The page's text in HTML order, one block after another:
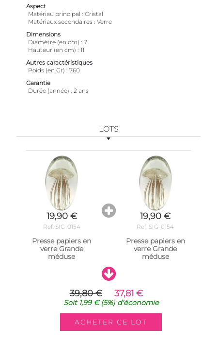
Aspect
Matériau principal
Cristal
Matériaux secondaires Verre
Dimensions
Diamètre (en cm)
7
Hauteur (en cm)
11
Autres caractéristiques
Poids (en Gr)
760
Garantie
Durée (année)
2 ans
LOTS
19,90 €
Ref. SIG-0154
Presse papiers en
verre Grande
méduse
19,90 €
Ref. SIG-0154
Presse papiers en
verre Grande
méduse
39,80 € 37,81 €
Soit 1,99 €(5%)d'économie